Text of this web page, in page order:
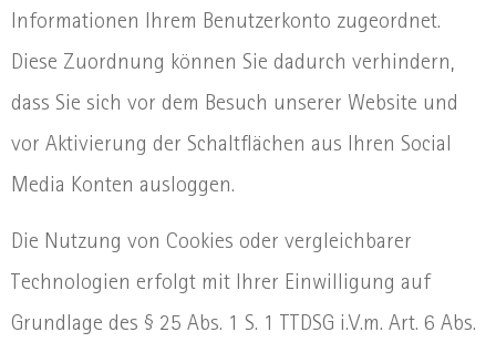
Informationen Ihrem Benutzerkonto zugeordnet.
Diese Zuordnung können Sie dadurch verhindern,
dass Sie sich vor dem Besuch unserer Website und
vor Aktivierung der Schaltflächen aus Ihren Social
Media Konten ausloggen.
Die Nutzung von Cookies oder vergleichbarer
Technologien erfolgt mit Ihrer Einwilligung auf
Grundlage des § 25 Abs. 1 S. 1 TTDSG i.V.m. Art. 6 Abs.